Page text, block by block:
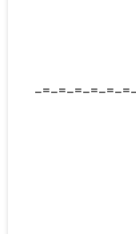
-=-=-=-=-=-